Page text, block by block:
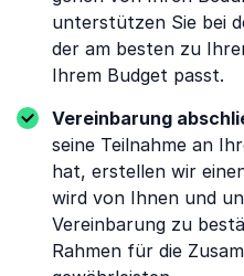
unterstützen Sie bei
der am besten zu
Ihrem Budget passt.
Vereinbarung
seine Teilnahme an
hat, erstellen wir
wird von Ihnen und
Vereinbarung zu
Rahmen für die